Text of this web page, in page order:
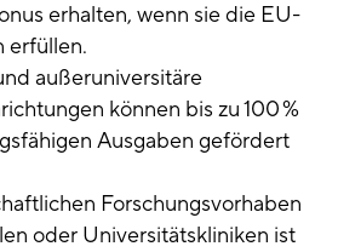
erhalten, wenn sie die EU-
erfüllen.
außeruniversitäre
können bis zu 100 %
Ausgaben gefördert
Forschungsvorhaben
oder Universitätskliniken ist